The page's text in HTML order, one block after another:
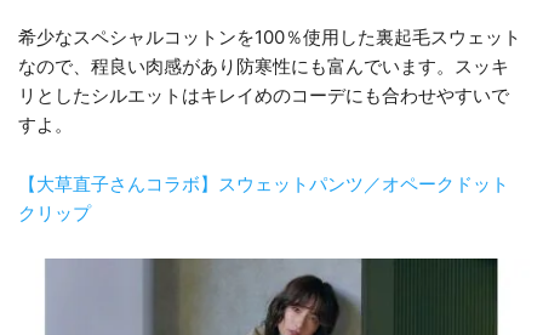
希少なスペシャルコットンを100％使用した裏起毛スウェット
なので、程良い肉感があり防寒性にも富んでいます。スッキ
リとしたシルエットはキレイめのコーデにも合わせやすいで
すよ。
【大草直子さんコラボ】スウェットパンツ／オペークドット
クリップ